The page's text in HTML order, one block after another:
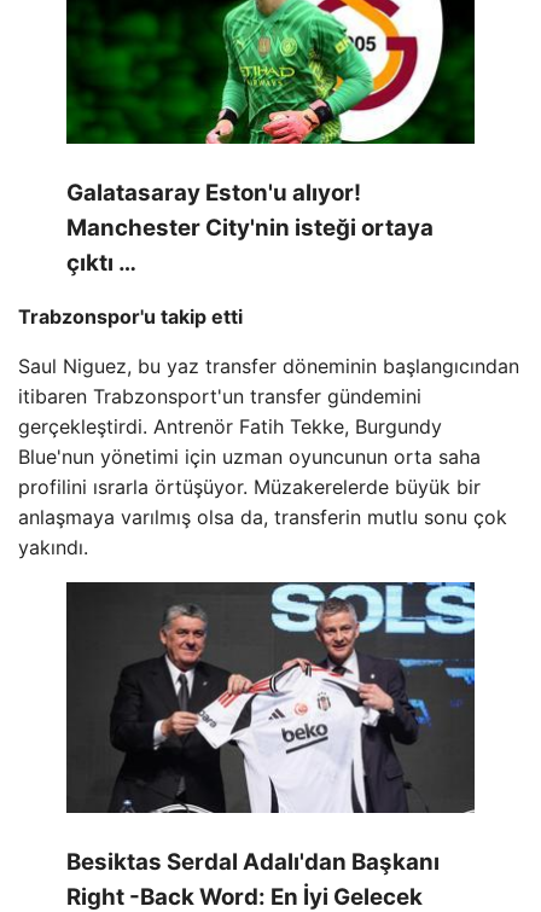
Galatasaray Eston'u alıyor!
Manchester City'nin isteği ortaya
çıktı …
Trabzonspor'u takip etti
Saul Niguez, bu yaz transfer döneminin başlangıcından
itibaren Trabzonsport'un transfer gündemini
gerçekleştirdi. Antrenör Fatih Tekke, Burgundy
Blue'nun yönetimi için uzman oyuncunun orta saha
profilini ısrarla örtüşüyor. Müzakerelerde büyük bir
anlaşmaya varılmış olsa da, transferin mutlu sonu çok
yakındı.
Besiktas Serdal Adalı'dan Başkanı
Right -Back Word: En İyi Gelecek